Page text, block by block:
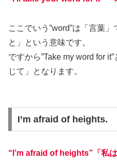
ここでいう”word”は「言葉
と」という意味です。
ですから”Take my word for
じて」となります。
I’m afraid of heights.
“I’m afraid of heights”「私